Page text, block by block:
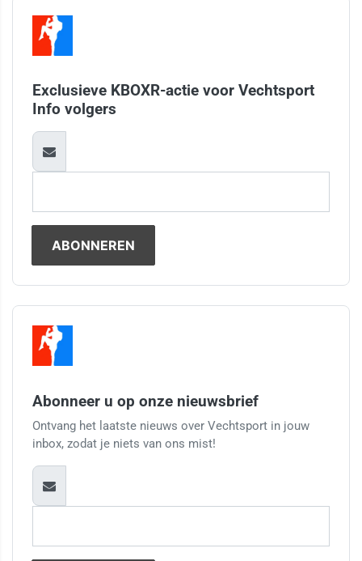
Exclusieve KBOXR-actie voor Vechtsport
Info volgers
Abonneer u op onze nieuwsbrief
Ontvang het laatste nieuws over Vechtsport in jouw
inbox, zodat je niets van ons mist!